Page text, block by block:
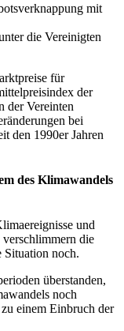
mit
die Vereinigten
für
der
der Vereinten
bei
den 1990er Jahren
des Klimawandels
und
die
Situation noch.
überstanden,
noch
einem Einbruch der